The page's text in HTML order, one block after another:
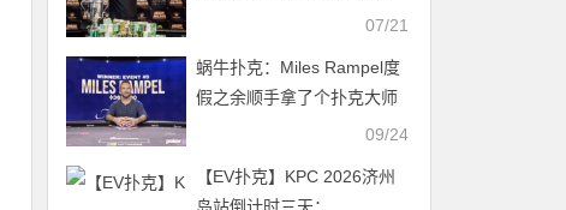
07/21
蜗牛扑克：Miles Rampel度
假之余顺手拿了个扑克大师
09/24
【EV扑克】KPC 2026济州